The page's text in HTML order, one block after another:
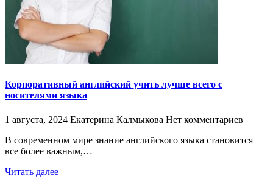
Корпоративный английский учить лучше всего с
носителями языка
1 августа, 2024 Екатерина Калмыкова Нет комментариев
В современном мире знание английского языка становится
все более важным,…
Читать далее